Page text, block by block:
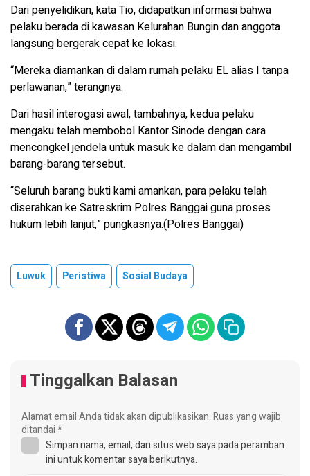
Dari penyelidikan, kata Tio, didapatkan informasi bahwa
pelaku berada di kawasan Kelurahan Bungin dan anggota
langsung bergerak cepat ke lokasi.
“Mereka diamankan di dalam rumah pelaku EL alias I tanpa
perlawanan,” terangnya.
Dari hasil interogasi awal, tambahnya, kedua pelaku
mengaku telah membobol Kantor Sinode dengan cara
mencongkel jendela untuk masuk ke dalam dan mengambil
barang-barang tersebut.
“Seluruh barang bukti kami amankan, para pelaku telah
diserahkan ke Satreskrim Polres Banggai guna proses
hukum lebih lanjut,” pungkasnya.(Polres Banggai)
Luwuk Peristiwa Sosial Budaya
Tinggalkan Balasan
Alamat email Anda tidak akan dipublikasikan.Ruas yang wajib
ditandai*
Simpan nama, email, dan situs web saya pada peramban
ini untuk komentar saya berikutnya.